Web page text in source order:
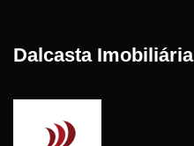
Dalcasta Imobiliária